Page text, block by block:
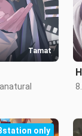
Tamat
only